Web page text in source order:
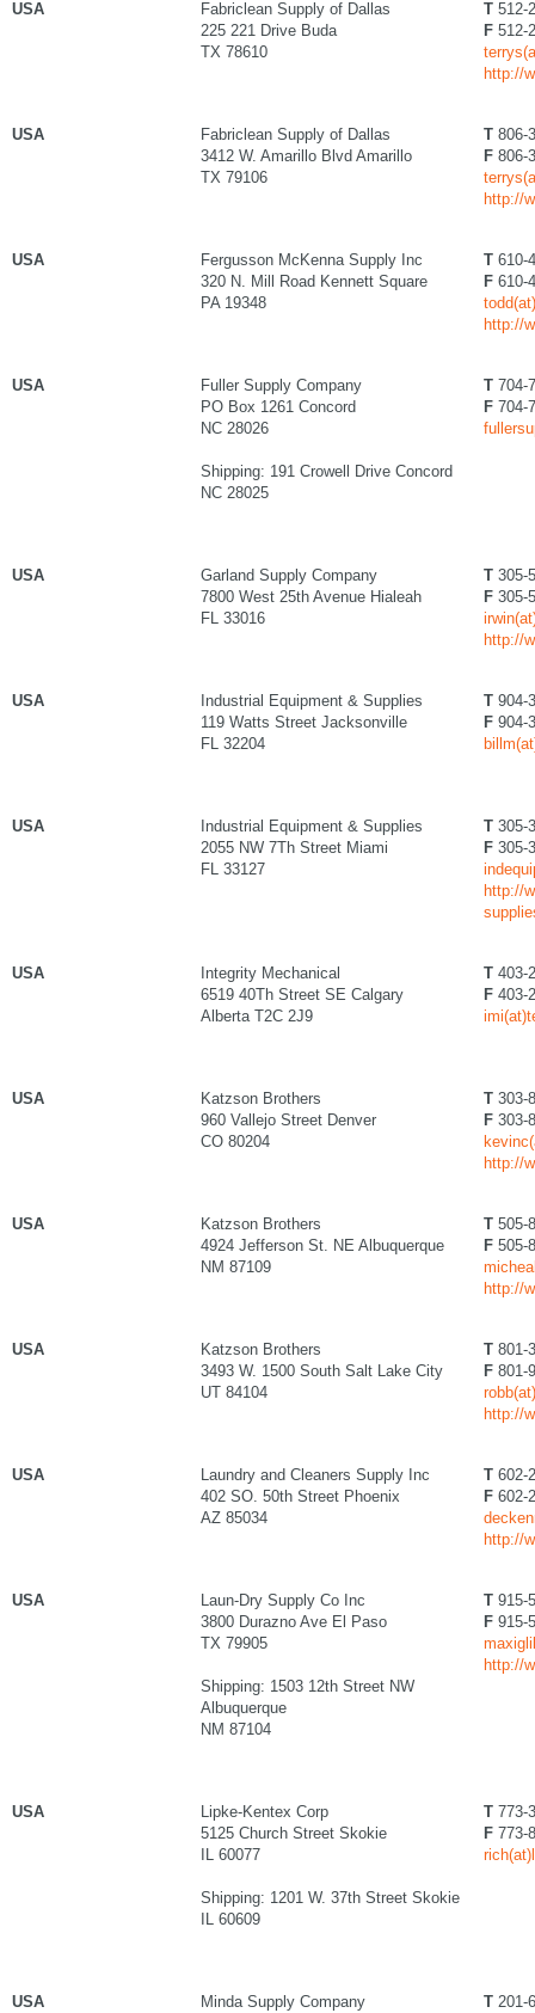
USA
Fabriclean Supply of Dallas
225 221 Drive Buda
TX 78610
T 512-
F 512-
http://
USA
Fabriclean Supply of Dallas
3412 W. Amarillo Blvd Amarillo
TX 79106
T 806-
F 806-
http://
USA
Fergusson McKenna Supply Inc
320 N. Mill Road Kennett Square
PA 19348
T 610-
F 610-
http://
USA
Fuller Supply Company
PO Box 1261 Concord
NC 28026
Shipping: 191 Crowell Drive Concord
NC 28025
T 704-
F 704-
USA
Garland Supply Company
7800 West 25th Avenue Hialeah
FL 33016
T 305-
F 305-
http://
USA
Industrial Equipment & Supplies
119 Watts Street Jacksonville
FL 32204
T 904-
F 904-
USA
Industrial Equipment & Supplies
2055 NW 7Th Street Miami
FL 33127
T 305-
F 305-
http://
USA
Integrity Mechanical
6519 40Th Street SE Calgary
Alberta T2C 2J9
T 403-
F 403-
USA
Katzson Brothers
960 Vallejo Street Denver
CO 80204
T 303-
F 303-
http://
USA
Katzson Brothers
4924 Jefferson St. NE Albuquerque
NM 87109
T 505-
F 505-
http://
USA
Katzson Brothers
3493 W. 1500 South Salt Lake City
UT 84104
T 801-
F 801-
http://
USA
Laundry and Cleaners Supply Inc
402 SO. 50th Street Phoenix
AZ 85034
T 602-
F 602-
http://
USA
Laun-Dry Supply Co Inc
3800 Durazno Ave El Paso
TX 79905
Shipping: 1503 12th Street NW
Albuquerque
NM 87104
T 915-
F 915-
http://
USA
Lipke-Kentex Corp
5125 Church Street Skokie
IL 60077
Shipping: 1201 W. 37th Street Skokie
IL 60609
T 773-
F 773-
USA
Minda Supply Company
T 201-